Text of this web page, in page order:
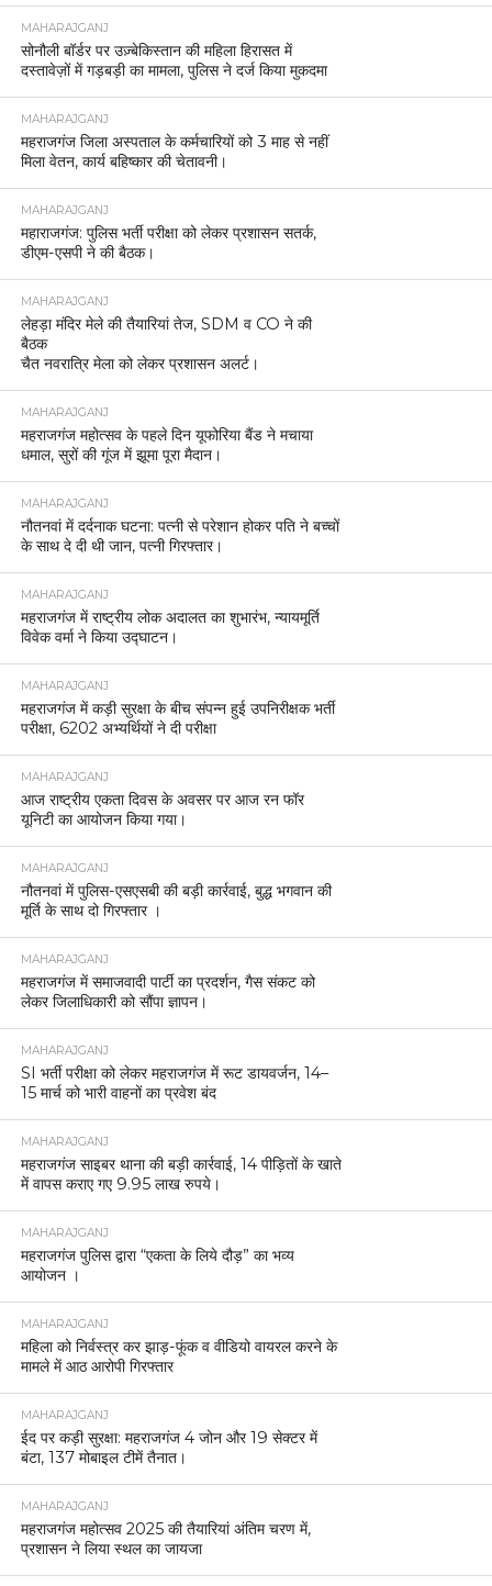
MAHARAJGANJ
सोनौली बॉर्डर पर उज़्बेकिस्तान की महिला हिरासत में
दस्तावेज़ों में गड़बड़ी का मामला, पुलिस ने दर्ज किया मुकदमा
MAHARAJGANJ
महराजगंज जिला अस्पताल के कर्मचारियों को 3 माह से नहीं
मिला वेतन, कार्य बहिष्कार की चेतावनी।
MAHARAJGANJ
महाराजगंज: पुलिस भर्ती परीक्षा को लेकर प्रशासन सतर्क,
डीएम-एसपी ने की बैठक।
MAHARAJGANJ
लेहड़ा मंदिर मेले की तैयारियां तेज, SDM व CO ने की
बैठक
चैत नवरात्रि मेला को लेकर प्रशासन अलर्ट।
MAHARAJGANJ
महराजगंज महोत्सव के पहले दिन यूफोरिया बैंड ने मचाया
धमाल, सुरों की गूंज में झूमा पूरा मैदान।
MAHARAJGANJ
नौतनवां में दर्दनाक घटना: पत्नी से परेशान होकर पति ने बच्चों
के साथ दे दी थी जान, पत्नी गिरफ्तार।
MAHARAJGANJ
महराजगंज में राष्ट्रीय लोक अदालत का शुभारंभ, न्यायमूर्ति
विवेक वर्मा ने किया उद्घाटन।
MAHARAJGANJ
महराजगंज में कड़ी सुरक्षा के बीच संपन्न हुई उपनिरीक्षक भर्ती
परीक्षा, 6202 अभ्यर्थियों ने दी परीक्षा
MAHARAJGANJ
आज राष्ट्रीय एकता दिवस के अवसर पर आज रन फॉर
यूनिटी का आयोजन किया गया।
MAHARAJGANJ
नौतनवां में पुलिस-एसएसबी की बड़ी कार्रवाई, बुद्ध भगवान की
मूर्ति के साथ दो गिरफ्तार ।
MAHARAJGANJ
महराजगंज में समाजवादी पार्टी का प्रदर्शन, गैस संकट को
लेकर जिलाधिकारी को सौंपा ज्ञापन।
MAHARAJGANJ
SI भर्ती परीक्षा को लेकर महराजगंज में रूट डायवर्जन, 14–
15 मार्च को भारी वाहनों का प्रवेश बंद
MAHARAJGANJ
महराजगंज साइबर थाना की बड़ी कार्रवाई, 14 पीड़ितों के खाते
में वापस कराए गए 9.95 लाख रुपये।
MAHARAJGANJ
महराजगंज पुलिस द्वारा “एकता के लिये दौड़” का भव्य
आयोजन ।
MAHARAJGANJ
महिला को निर्वस्त्र कर झाड़-फूंक व वीडियो वायरल करने के
मामले में आठ आरोपी गिरफ्तार
MAHARAJGANJ
ईद पर कड़ी सुरक्षा: महराजगंज 4 जोन और 19 सेक्टर में
बंटा, 137 मोबाइल टीमें तैनात।
MAHARAJGANJ
महराजगंज महोत्सव 2025 की तैयारियां अंतिम चरण में,
प्रशासन ने लिया स्थल का जायजा